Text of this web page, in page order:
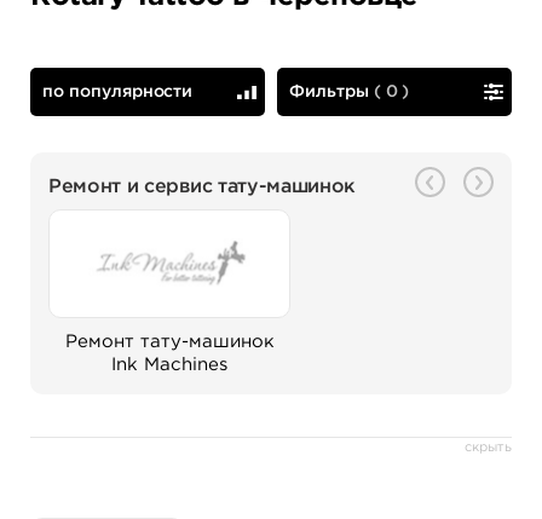
Фильтры (0 )
по популярности
Ремонт и сервис тату-машинок
Ремонт тату-машинок
Ink Machines
скрыть